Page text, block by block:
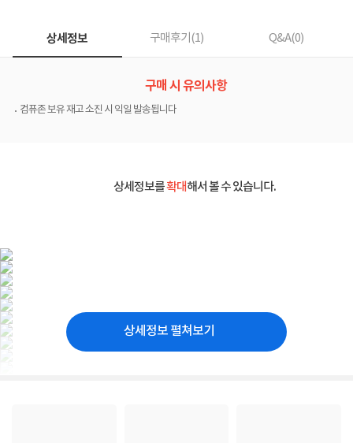
상세정보 구매후기(1) Q&A(0)
구매 시 유의사항
컴퓨존 보유 재고 소진 시 익일 발송됩니다
상세정보를확대해서 볼 수 있습니다.
상세정보 펼쳐보기